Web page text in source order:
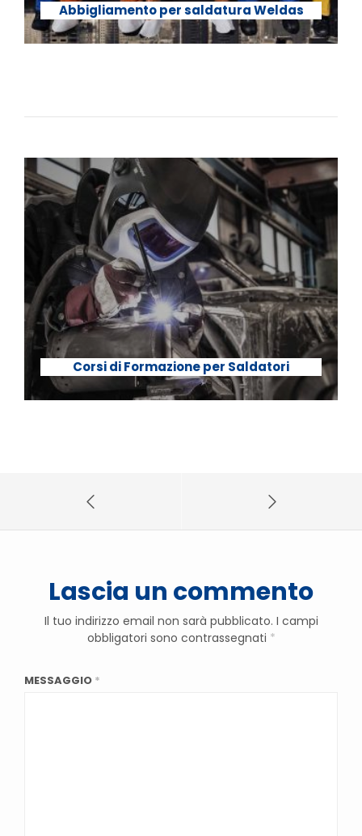
Abbigliamento per saldatura Weldas
Corsi di Formazione per Saldatori
Lascia un commento
Il tuo indirizzo email non sarà pubblicato. I campi
obbligatori sono contrassegnati *
MESSAGGIO *